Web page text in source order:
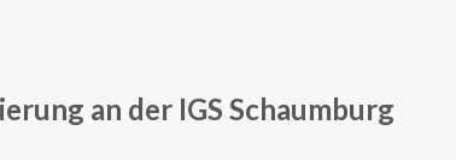
an der IGS Schaumburg